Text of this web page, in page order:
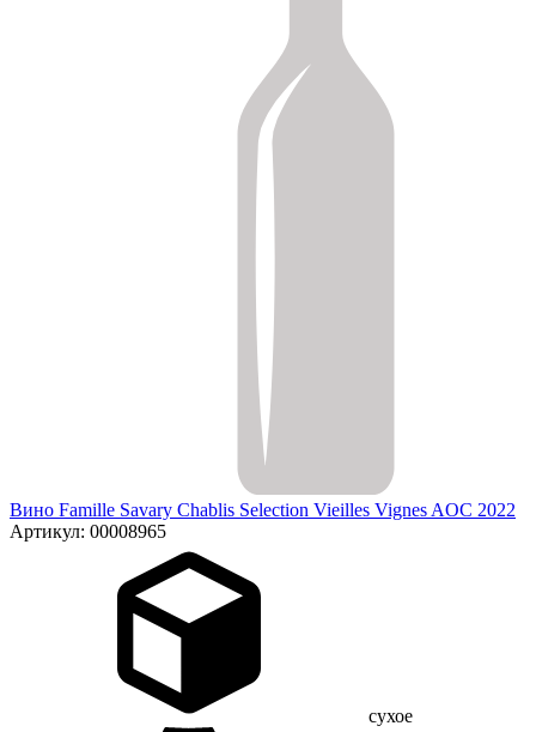
Вино Famille Savary Chablis Selection Vieilles Vignes AOC 2022
Артикул: 00008965
сухое